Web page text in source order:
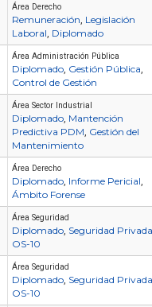
Área Derecho
Remuneración, Legislación
Laboral, Diplomado
Área Administración Pública
Diplomado, Gestión Pública,
Control de Gestión
Área Sector Industrial
Diplomado, Mantención
Predictiva PDM, Gestión del
Mantenimiento
Área Derecho
Diplomado, Informe Pericial,
Ámbito Forense
Área Seguridad
Diplomado, Seguridad Privada
OS-10
Área Seguridad
Diplomado, Seguridad Privada
OS-10
de
¿Cuánto
seguridad
en 2026? El
Artículo